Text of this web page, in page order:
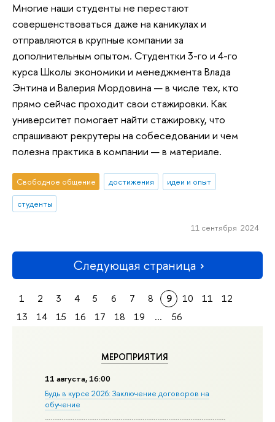
МЕРОПРИЯТИЯ
11 августа, 16:00
Будь в курсе 2026: Заключение договоров на
обучение
Многие наши студенты не перестают
совершенствоваться даже на каникулах и
отправляются в крупные компании за
дополнительным опытом. Студентки 3-го и 4-го
курса Школы экономики и менеджмента Влада
Энтина и Валерия Мордовина — в числе тех, кто
прямо сейчас проходит свои стажировки. Как
университет помогает найти стажировку, что
спрашивают рекрутеры на собеседовании и чем
полезна практика в компании — в материале.
Свободное общение достижения
идеи и опыт
студенты
11 сентября 2024
Следующая страница
1 2 3 4 5 6 7 8 9 10 11
12
13
14 15 16 17 18 19 ... 56